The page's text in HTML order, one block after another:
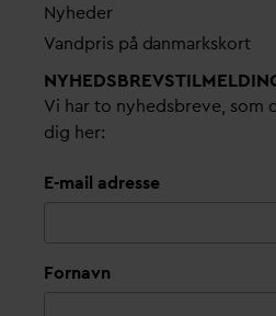
Nyheder
Vandpris på danmarkskort
Vi har to nyhedsbreve, som
dig her:
E-mail adresse
Fornavn